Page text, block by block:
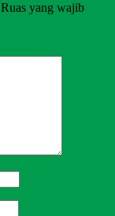
Ruas yang wajib